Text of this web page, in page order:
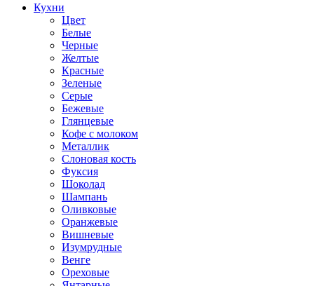
Кухни
Цвет
Белые
Черные
Желтые
Красные
Зеленые
Серые
Бежевые
Глянцевые
Кофе с молоком
Металлик
Слоновая кость
Фуксия
Шоколад
Шампань
Оливковые
Оранжевые
Вишневые
Изумрудные
Венге
Ореховые